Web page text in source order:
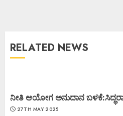
RELATED NEWS
ನೀತಿ ಆಯೋಗ ಅನುದಾನ
27TH MAY 2025